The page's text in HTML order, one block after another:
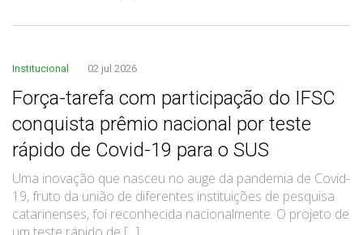
Institucional 02 jul 2026
Força-tarefa com participação do IFSC
conquista prêmio nacional por teste
rápido de Covid-19 para o SUS
Uma inovação que nasceu no auge da pandemia de Covid-
19, fruto da união de diferentes instituições de pesquisa
catarinenses, foi reconhecida nacionalmente. O projeto de